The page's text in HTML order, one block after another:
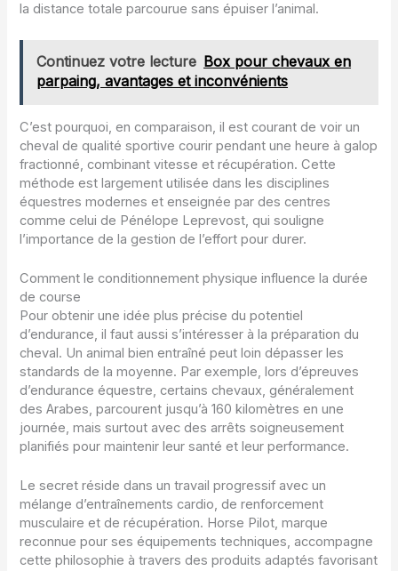
la distance totale parcourue sans épuiser l’animal.
Continuez votre lecture Box pour chevaux en
parpaing, avantages et inconvénients
C’est pourquoi, en comparaison, il est courant de voir un
cheval de qualité sportive courir pendant une heure à galop
fractionné, combinant vitesse et récupération. Cette
méthode est largement utilisée dans les disciplines
équestres modernes et enseignée par des centres
comme celui de Pénélope Leprevost, qui souligne
l’importance de la gestion de l’effort pour durer.
Comment le conditionnement physique influence la durée
de course
Pour obtenir une idée plus précise du potentiel
d’endurance, il faut aussi s’intéresser à la préparation du
cheval. Un animal bien entraîné peut loin dépasser les
standards de la moyenne. Par exemple, lors d’épreuves
d’endurance équestre, certains chevaux, généralement
des Arabes, parcourent jusqu’à 160 kilomètres en une
journée, mais surtout avec des arrêts soigneusement
planifiés pour maintenir leur santé et leur performance.
Le secret réside dans un travail progressif avec un
mélange d’entraînements cardio, de renforcement
musculaire et de récupération. Horse Pilot, marque
reconnue pour ses équipements techniques, accompagne
cette philosophie à travers des produits adaptés favorisant